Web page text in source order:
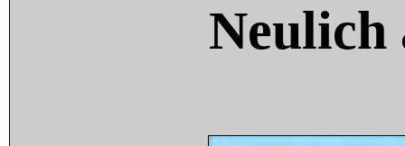
Neulich